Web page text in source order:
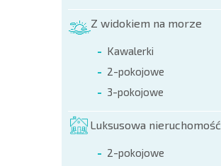
Z widokiem na morze
Kawalerki
2-pokojowe
3-pokojowe
Luksusowa nieruchomość
2-pokojowe